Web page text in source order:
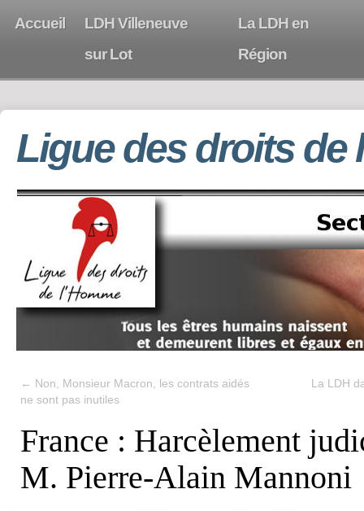
Accueil
LDH Villeneuve
sur Lot
La LDH en
Région
Ligue des droits de
← Non, Monsieur Macron, les contrats aidés
ne sont pas inutiles
La LDH
France : Harcèlement
M. Pierre-Alain Mannoni